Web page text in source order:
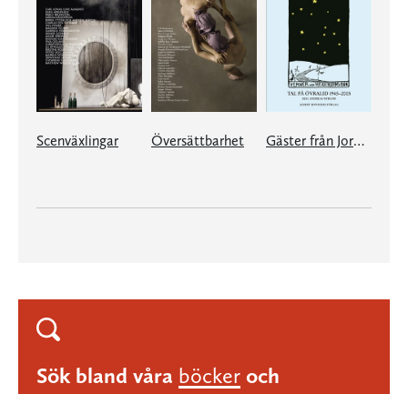
Scenväxlingar Översättbarhet Gäster från Jorden
Sök bland våra böcker och